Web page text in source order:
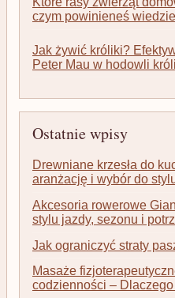
czym powinieneś
Jak żywić króliki?
Peter Mau w hodowli
Ostatnie wpisy
Drewniane krzesła do
aranżację i wybór do
Akcesoria rowerowe
stylu jazdy, sezonu i
Jak ograniczyć straty
Masaże
codzienności –